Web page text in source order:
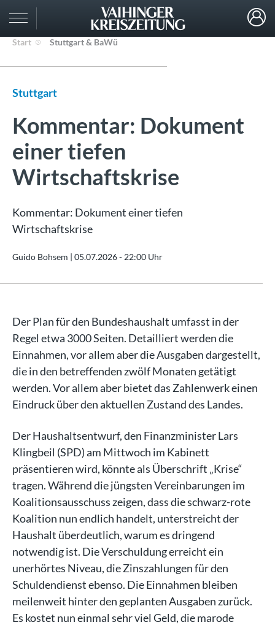
Start Stuttgart & BaWü
Stuttgart
Kommentar: Dokument
einer tiefen
Wirtschaftskrise
Kommentar: Dokument einer tiefen
Wirtschaftskrise
Guido Bohsem | 05.07.2026 - 22:00 Uhr
Der Plan für den Bundeshaushalt umfasst in der
Regel etwa 3000 Seiten. Detailliert werden die
Einnahmen, vor allem aber die Ausgaben dargestellt,
die in den betreffenden zwölf Monaten getätigt
werden. Vor allem aber bietet das Zahlenwerk einen
Eindruck über den aktuellen Zustand des Landes.
Der Haushaltsentwurf, den Finanzminister Lars
Klingbeil (SPD) am Mittwoch im Kabinett
präsentieren wird, könnte als Überschrift „Krise“
tragen. Während die jüngsten Vereinbarungen im
Koalitionsausschuss zeigen, dass die schwarz-rote
Koalition nun endlich handelt, unterstreicht der
Haushalt überdeutlich, warum es dringend
notwendig ist. Die Verschuldung erreicht ein
unerhörtes Niveau, die Zinszahlungen für den
Schuldendienst ebenso. Die Einnahmen bleiben
meilenweit hinter den geplanten Ausgaben zurück.
Es kostet nun einmal sehr viel Geld, die marode